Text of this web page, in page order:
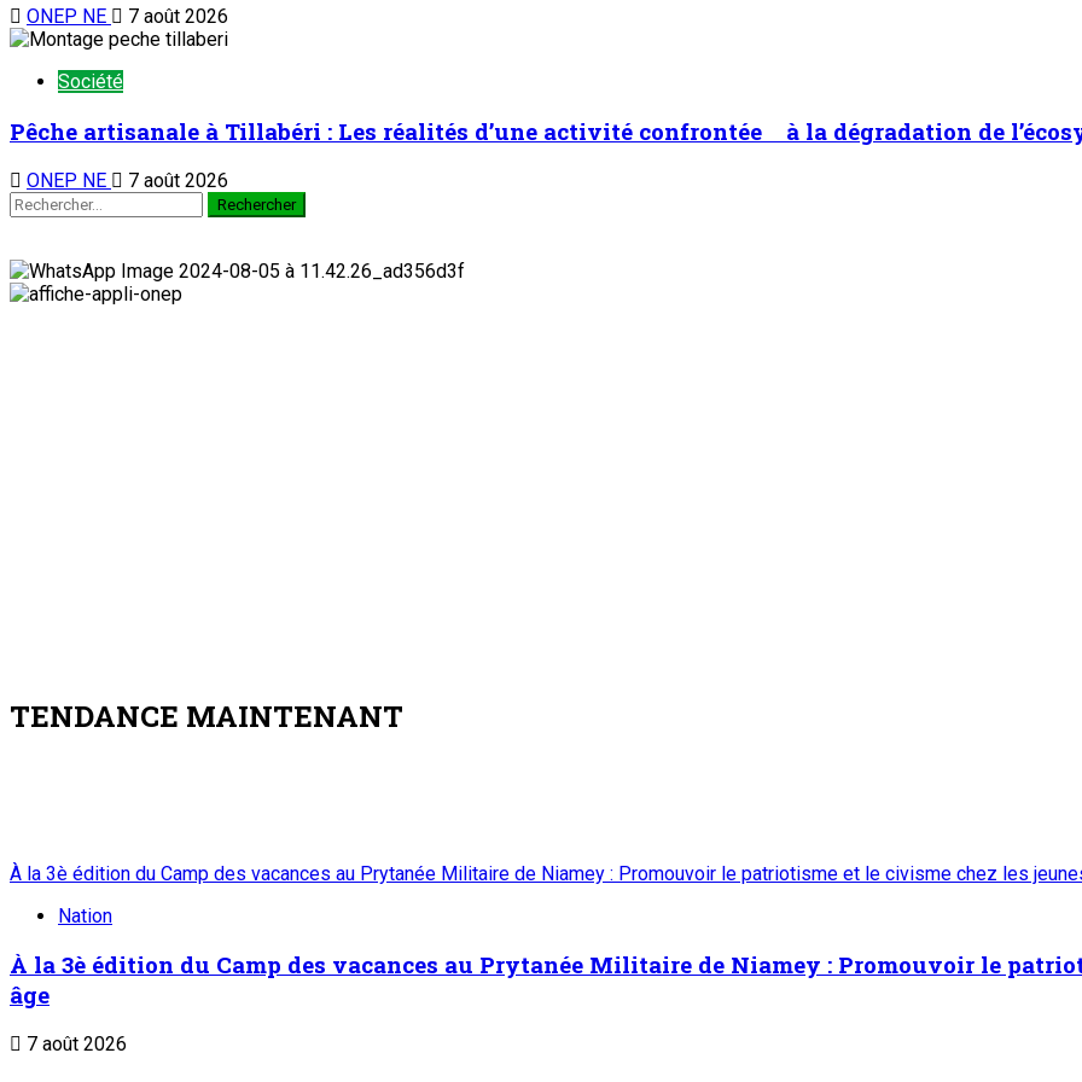
ONEP NE 7 août 2026
Société
Pêche artisanale à Tillabéri : Les réalités d’une activité confrontée à la dégradation de
ONEP NE 7 août 2026
TENDANCE MAINTENANT
À la 3è édition du Camp des vacances au Prytanée Militaire de Niamey : Promouvoir le patriotisme et le civisme chez les
Nation
À la 3è édition du Camp des vacances au Prytanée Militaire de Niamey : Promouvoir le
âge
7 août 2026